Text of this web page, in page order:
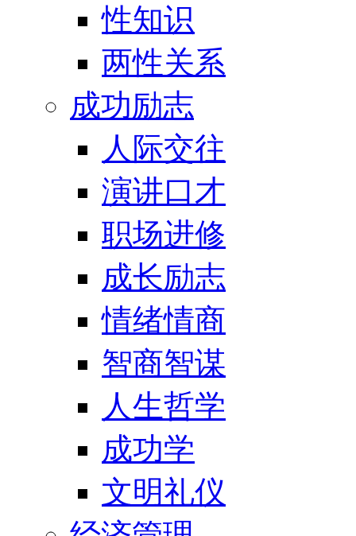
性知识
两性关系
成功励志
人际交往
演讲口才
职场进修
成长励志
情绪情商
智商智谋
人生哲学
成功学
文明礼仪